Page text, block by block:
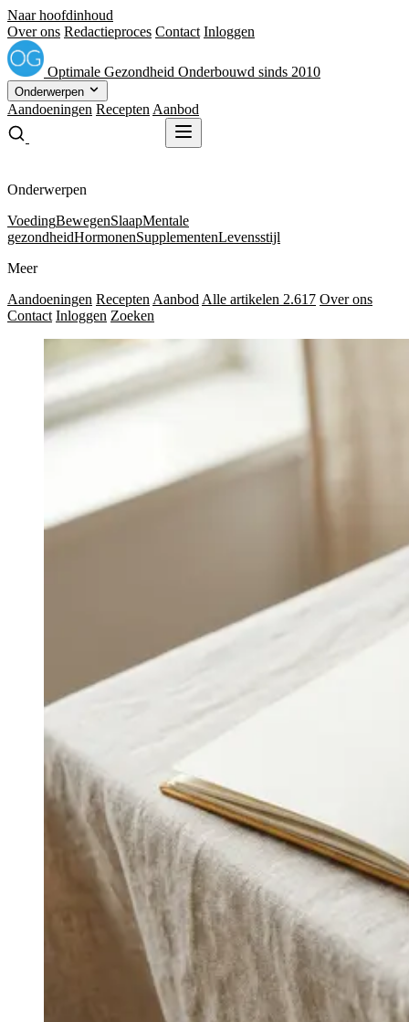
Naar hoofdinhoud
Over ons Redactieproces Contact Inloggen
Optimale Gezondheid Onderbouwd sinds 2010
Onderwerpen
Aandoeningen Recepten Aanbod
Onderwerpen
VoedingBewegenSlaapMentale
gezondheidHormonenSupplementenLevensstijl
Meer
Aandoeningen Recepten Aanbod Alle artikelen 2.617 Over ons
Contact Inloggen Zoeken